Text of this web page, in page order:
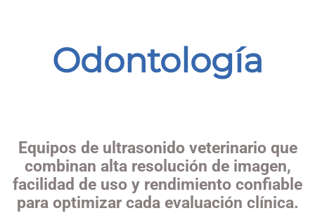
Odontología
Equipos de ultrasonido veterinario que
combinan alta resolución de imagen,
facilidad de uso y rendimiento confiable
para optimizar cada evaluación clínica.